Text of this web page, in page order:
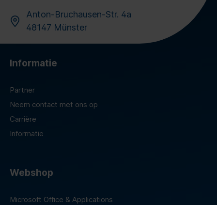
Anton-Bruchausen-Str. 4a
48147 Münster
Informatie
Partner
Neem contact met ons op
Carrière
Informatie
Webshop
Microsoft Office & Applications